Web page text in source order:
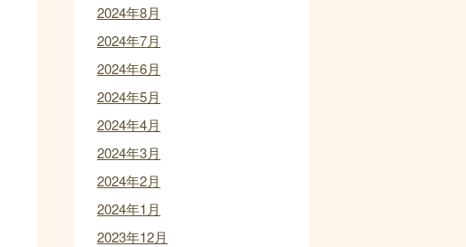
2024年8月
2024年7月
2024年6月
2024年5月
2024年4月
2024年3月
2024年2月
2024年1月
2023年12月